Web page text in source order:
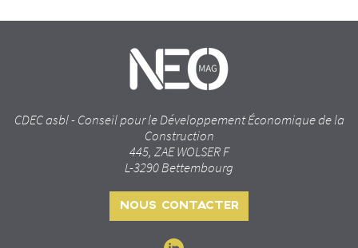
CDEC asbl - Conseil pour le Développement Économique de la
Construction
445, ZAE WOLSER F
L-3290 Bettembourg
NOUS CONTACTER